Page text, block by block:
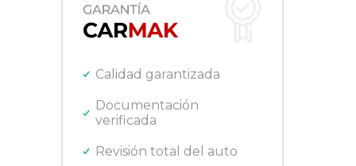
Ford
Gilera
Honda
Jeep
Kawasaki
Lifan
Nissan
Calidad garantizada
Documentación
verificada
Revisión total del auto